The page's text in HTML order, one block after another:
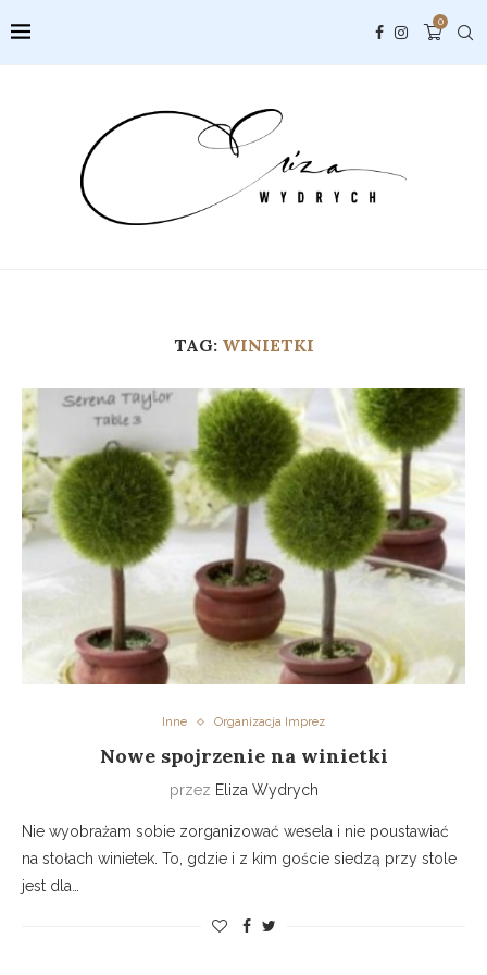
0
TAG: WINIETKI
Inne Organizacja Imprez
Nowe spojrzenie na winietki
przez Eliza Wydrych
Nie wyobrażam sobie zorganizować wesela i nie poustawiać
na stołach winietek. To, gdzie i z kim goście siedzą przy stole
jest dla…